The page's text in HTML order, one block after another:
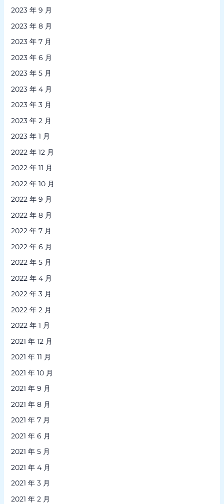
2023 年 9 月
2023 年 8 月
2023 年 7 月
2023 年 6 月
2023 年 5 月
2023 年 4 月
2023 年 3 月
2023 年 2 月
2023 年 1 月
2022 年 12 月
2022 年 11 月
2022 年 10 月
2022 年 9 月
2022 年 8 月
2022 年 7 月
2022 年 6 月
2022 年 5 月
2022 年 4 月
2022 年 3 月
2022 年 2 月
2022 年 1 月
2021 年 12 月
2021 年 11 月
2021 年 10 月
2021 年 9 月
2021 年 8 月
2021 年 7 月
2021 年 6 月
2021 年 5 月
2021 年 4 月
2021 年 3 月
2021 年 2 月